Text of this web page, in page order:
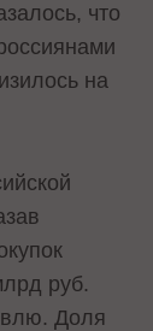
что
на
руб.
Доля